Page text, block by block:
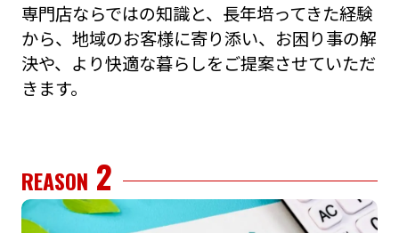
専⾨店ならではの知識と、⻑年培ってきた経験
から、地域のお客様に寄り添い、お困り事の解
決や、より快適な暮らしをご提案させていただ
きます。
REASON 2